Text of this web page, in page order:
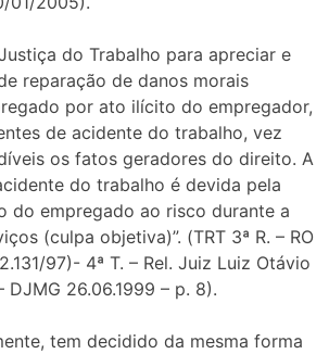
do Trabalho para apreciar e
reparação de danos morais
por ato ilícito do empregador,
de acidente do trabalho, vez
os fatos geradores do direito. A
do trabalho é devida pela
do empregado ao risco durante a
(culpa objetiva)”. (TRT 3ª R. – RO
97)- 4ª T. – Rel. Juiz Luiz Otávio
DJMG 26.06.1999 – p. 8).
tem decidido da mesma forma